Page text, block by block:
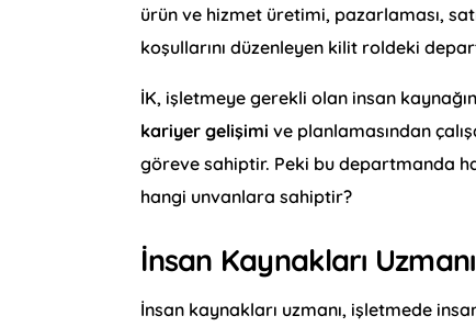
ürün ve hizmet üretimi, pazarlaması,
koşullarını düzenleyen kilit roldeki
İK, işletmeye gerekli olan insan
kariyer gelişimi ve planlamasından
göreve sahiptir. Peki bu departmanda
hangi unvanlara sahiptir?
İnsan Kaynakları
İnsan kaynakları uzmanı, işletmede